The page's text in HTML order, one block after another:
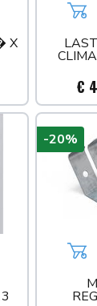
più tardi
X
€
più tardi
-20%